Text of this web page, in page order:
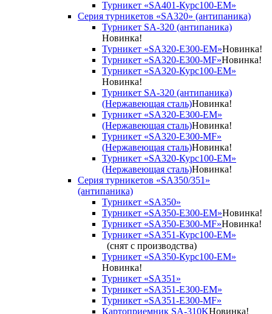
Турникет «SA401-Курс100-EM»
Серия турникетов «SA320» (антипаника)
Турникет SA-320 (антипаника)
Новинка!
Турникет «SA320-Е300-EM»Новинка!
Турникет «SA320-Е300-MF»Новинка!
Турникет «SA320-Курс100-EM»
Новинка!
Турникет SA-320 (антипаника)
(Нержавеющая сталь)Новинка!
Турникет «SA320-Е300-EM»
(Нержавеющая сталь)Новинка!
Турникет «SA320-Е300-MF»
(Нержавеющая сталь)Новинка!
Турникет «SA320-Курс100-EM»
(Нержавеющая сталь)Новинка!
Серия турникетов «SA350/351»
(антипаника)
Турникет «SA350»
Турникет «SA350-Е300-EM»Новинка!
Турникет «SA350-Е300-MF»Новинка!
Турникет «SA351-Курс100-ЕМ»
(снят с производства)
Турникет «SA350-Курс100-EM»
Новинка!
Турникет «SA351»
Турникет «SA351-Е300-ЕМ»
Турникет «SA351-Е300-MF»
Картоприемник SA-310KНовинка!